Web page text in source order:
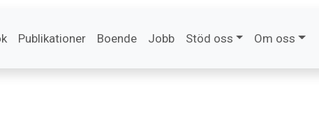
Publikationer Boende Jobb Stöd oss Om oss